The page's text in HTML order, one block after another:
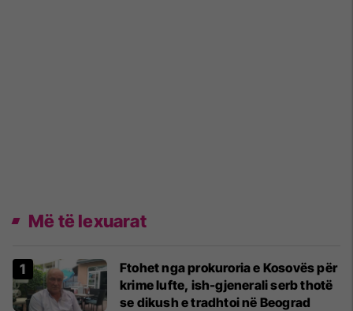
Më të lexuarat
Ftohet nga prokuroria e Kosovës për
krime lufte, ish-gjenerali serb thotë
se dikush e tradhtoi në Beograd